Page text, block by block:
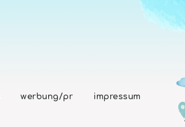
werbung/pr impressum